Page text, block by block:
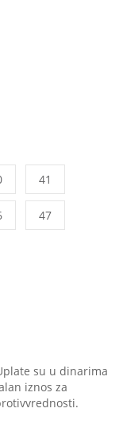
41
47
su u dinarima
iznos za